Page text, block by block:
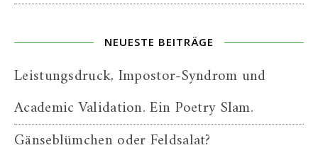
NEUESTE BEITRÄGE
Leistungsdruck, Impostor-Syndrom und
Academic Validation. Ein Poetry Slam.
Gänseblümchen oder Feldsalat?